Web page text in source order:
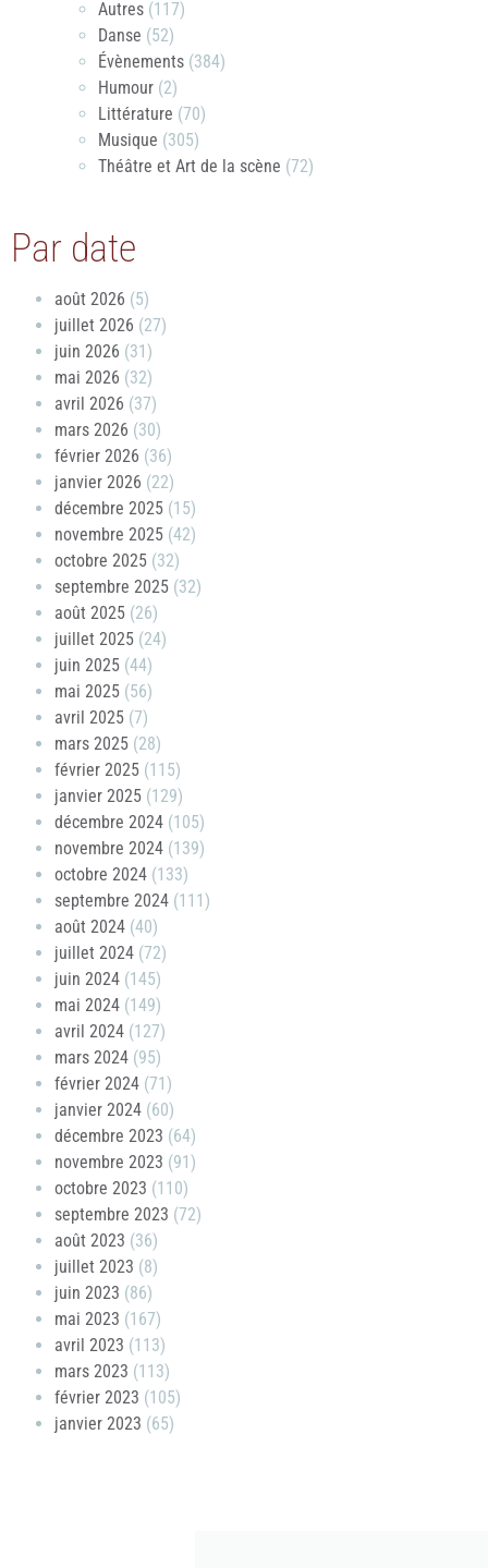
Autres (117)
Danse (52)
Évènements (384)
Humour (2)
Littérature (70)
Musique (305)
Théâtre et Art de la scène (72)
Par date
août 2026 (5)
juillet 2026 (27)
juin 2026 (31)
mai 2026 (32)
avril 2026 (37)
mars 2026 (30)
février 2026 (36)
janvier 2026 (22)
décembre 2025 (15)
novembre 2025 (42)
octobre 2025 (32)
septembre 2025 (32)
août 2025 (26)
juillet 2025 (24)
juin 2025 (44)
mai 2025 (56)
avril 2025 (7)
mars 2025 (28)
février 2025 (115)
janvier 2025 (129)
décembre 2024 (105)
novembre 2024 (139)
octobre 2024 (133)
septembre 2024 (111)
août 2024 (40)
juillet 2024 (72)
juin 2024 (145)
mai 2024 (149)
avril 2024 (127)
mars 2024 (95)
février 2024 (71)
janvier 2024 (60)
décembre 2023 (64)
novembre 2023 (91)
octobre 2023 (110)
septembre 2023 (72)
août 2023 (36)
juillet 2023 (8)
juin 2023 (86)
mai 2023 (167)
avril 2023 (113)
mars 2023 (113)
février 2023 (105)
janvier 2023 (65)